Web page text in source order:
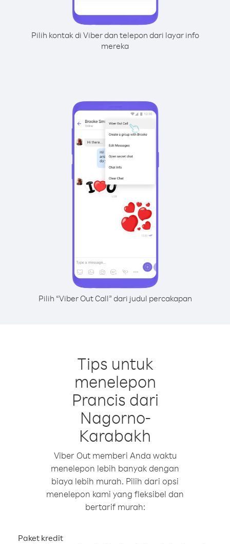
Pilih kontak di Viber dan telepon dari layar info
mereka
Pilih “Viber Out Call” dari judul percakapan
Tips untuk
menelepon
Prancis dari
Nagorno-
Karabakh
Viber Out memberi Anda waktu
menelepon lebih banyak dengan
biaya lebih murah. Pilih dari opsi
menelepon kami yang fleksibel dan
bertarif murah:
Paket kredit